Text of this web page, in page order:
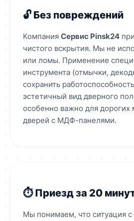
🔓 Без повреждений
Компания Сервис Pinsk24
чистого вскрытия. Мы не
или ломы. Применение
инструмента (отмычки,
сохранить
эстетичный вид дверного
особенно важно для дорогих
дверей с МДФ-панелями.
⏱️ Приезд за 20
Мы понимаем, что ситуация